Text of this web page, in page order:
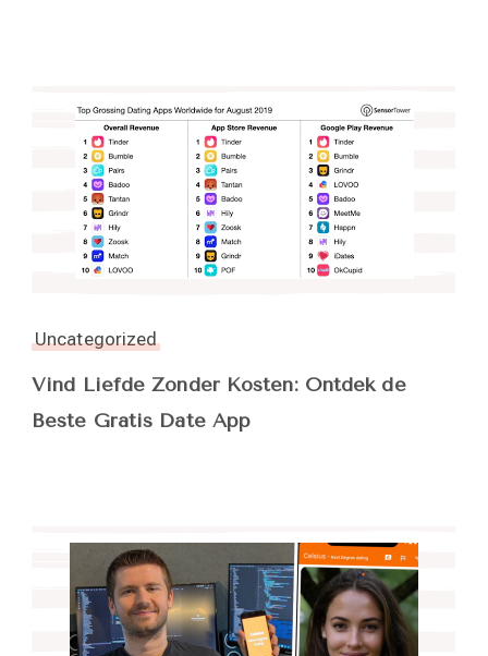
Uncategorized
Vind Liefde Zonder Kosten: Ontdek de
Beste Gratis Date App